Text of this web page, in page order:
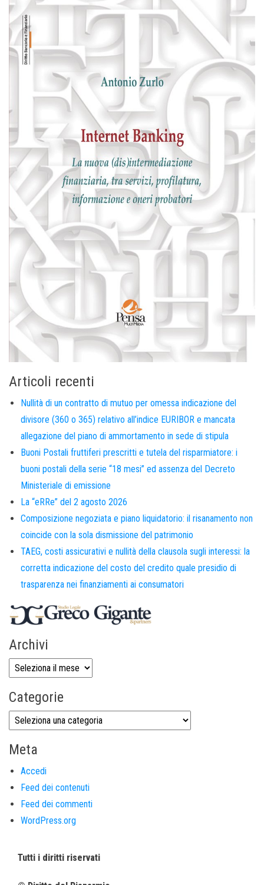
Articoli recenti
Nullità di un contratto di mutuo per omessa indicazione del
divisore (360 o 365) relativo all’indice EURIBOR e mancata
allegazione del piano di ammortamento in sede di stipula
Buoni Postali fruttiferi prescritti e tutela del risparmiatore: i
buoni postali della serie “18 mesi” ed assenza del Decreto
Ministeriale di emissione
La “eRRe” del 2 agosto 2026
Composizione negoziata e piano liquidatorio: il risanamento non
coincide con la sola dismissione del patrimonio
TAEG, costi assicurativi e nullità della clausola sugli interessi: la
corretta indicazione del costo del credito quale presidio di
trasparenza nei finanziamenti ai consumatori
Archivi
Categorie
Meta
Accedi
Feed dei contenuti
Feed dei commenti
WordPress.org
Tutti i diritti riservati